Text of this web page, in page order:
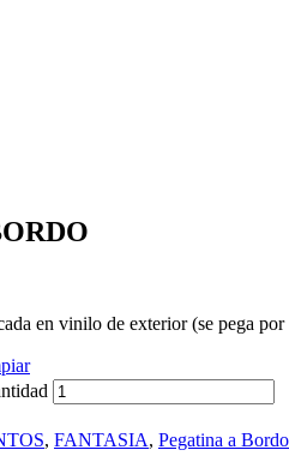
en vinilo de exterior (se pega
, FANTASIA, Pegatina a Bordo